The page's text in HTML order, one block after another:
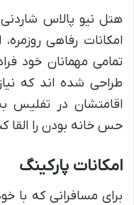
هتل نیو پالاس
امکانات رفاهی
تمامی مهمانان خود
طراحی شده اند که
اقامتشان در
حس خانه بودن را القا
امکانات پارکینگ
برای مسافرانی که